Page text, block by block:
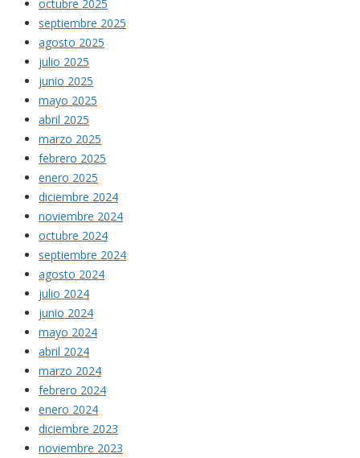
octubre 2025
septiembre 2025
agosto 2025
julio 2025
junio 2025
mayo 2025
abril 2025
marzo 2025
febrero 2025
enero 2025
diciembre 2024
noviembre 2024
octubre 2024
septiembre 2024
agosto 2024
julio 2024
junio 2024
mayo 2024
abril 2024
marzo 2024
febrero 2024
enero 2024
diciembre 2023
noviembre 2023